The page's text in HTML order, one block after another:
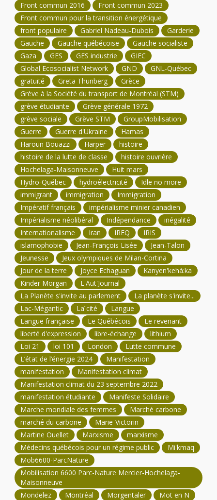
Front commun 2016
Front commun 2023
Front commun pour la transition énergétique
front populaire
Gabriel Nadeau-Dubois
Garderie
Gauche
Gauche québécoise
Gauche socialiste
Gaza
GES GES industrie
GIEC
Global Ecosocialist Network
GND
GNL-Québec
gratuité
Greta Thunberg
Grèce
Grève à la Société du transport de Montréal (STM)
grève étudiante
Grève générale 1972
grève sociale
Grève STM
GroupMobilisation
Guerre
Guerre d'Ukraine
Hamas
Haroun Bouazzi
Harper
histoire
histoire de la lutte de classe
histoire ouvrière
Hochelaga-Maisonneuve
Huit mars
Hydro-Québec
hydroélectricité
Idle no more
immigrant
immigration
Immigration
Impératif français
impérialisme minier canadien
Impérialisme néolibéral
Indépendance
inégalité
Internationalisme
Iran IREQ
IRIS
islamophobie
Jean-François Lisée
Jean-Talon
Jeunesse
Jeux olympiques de Milan-Cortina
Jour de la terre
Joyce Echaguan
Kanyen'kehà:ka
Kinder Morgan
L'Aut'Journal
La Planète s'invite au parlement
La planète s'invite...
Lac-Mégantic
Laïcité
Langue
Langue française
Le Québécois
Le revenant
liberté d'expression
libre-échange
lithium
Loi 21
loi 101 London
Lutte commune
L’état de l’énergie 2024
Manifestation
manifestation
Manifestation climat
Manifestation climat du 23 septembre 2022
manifestation étudiante
Manifeste Solidaire
Marche mondiale des femmes
Marché carbone
marché du carbone
Marie-Victorin
Martine Ouellet
Marxisme
marxisme
Médecins québécois pour un régime public
Mi'kmaq
Mob6600-ParcNature
Mobilisation 6600 Parc-Nature Mercier-Hochelaga-
Maisonneuve
Mondelez
Montréal Morgentaler
Mot en N